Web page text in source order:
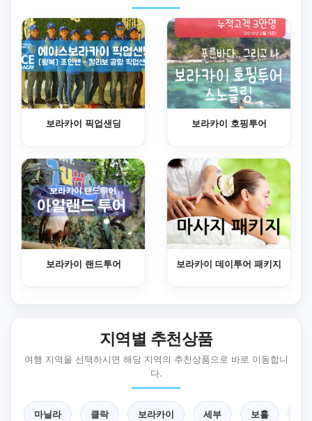
보라카이 픽업샌딩 보라카이 호핑투어
보라카이 랜드투어 보라카이 데이투어 패키지
지역별 추천상품
여행 지역을 선택하시면 해당 지역의 추천상품으로 바로 이동합니
다.
마닐라 클락 보라카이 세부 보홀